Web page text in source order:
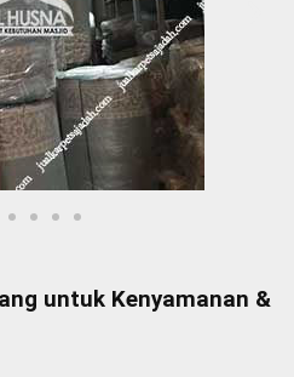
untuk Kenyamanan &